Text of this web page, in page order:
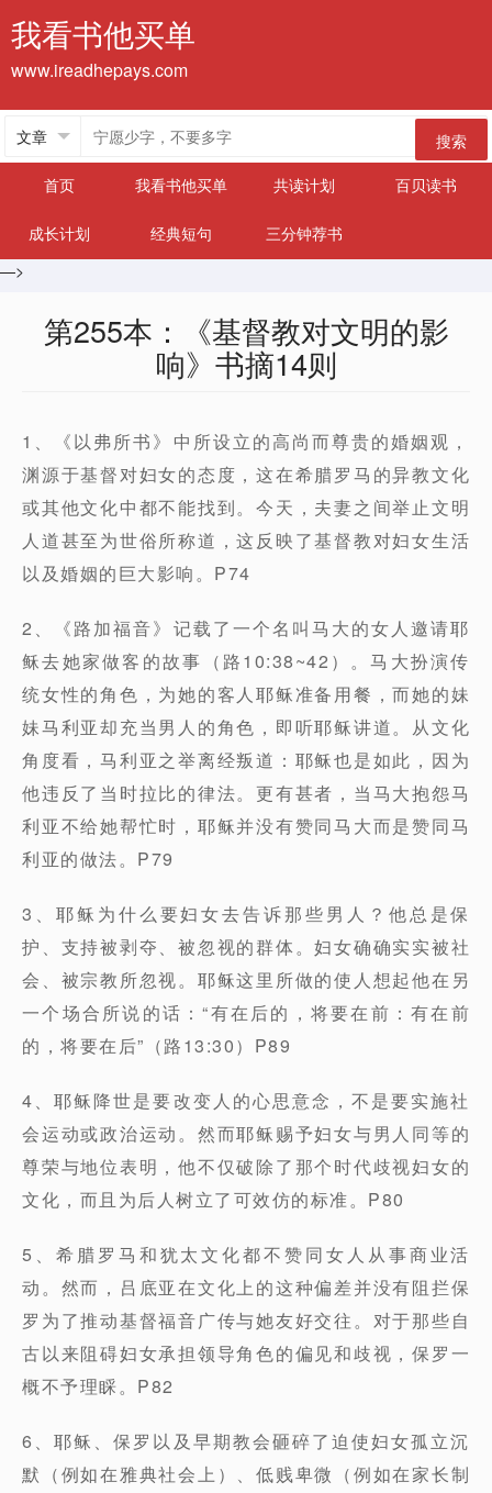
我看书他买单
www.ireadhepays.com
搜索
首页
我看书他买单 共读计划 百贝读书
成长计划 经典短句
三分钟荐书
—>
第255本：《基督教对文明的影
响》书摘14则
1、《以弗所书》中所设立的高尚而尊贵的婚姻观，
渊源于基督对妇女的态度，这在希腊罗马的异教文化
或其他文化中都不能找到。今天，夫妻之间举止文明
人道甚至为世俗所称道，这反映了基督教对妇女生活
以及婚姻的巨大影响。P74
2、《路加福音》记载了一个名叫马大的女人邀请耶
稣去她家做客的故事（路10:38~42）。马大扮演传
统女性的角色，为她的客人耶稣准备用餐，而她的妹
妹马利亚却充当男人的角色，即听耶稣讲道。从文化
角度看，马利亚之举离经叛道：耶稣也是如此，因为
他违反了当时拉比的律法。更有甚者，当马大抱怨马
利亚不给她帮忙时，耶稣并没有赞同马大而是赞同马
利亚的做法。P79
3、耶稣为什么要妇女去告诉那些男人？他总是保
护、支持被剥夺、被忽视的群体。妇女确确实实被社
会、被宗教所忽视。耶稣这里所做的使人想起他在另
一个场合所说的话：“有在后的，将要在前：有在前
的，将要在后”（路13:30）P89
4、耶稣降世是要改变人的心思意念，不是要实施社
会运动或政治运动。然而耶稣赐予妇女与男人同等的
尊荣与地位表明，他不仅破除了那个时代歧视妇女的
文化，而且为后人树立了可效仿的标准。P80
5、希腊罗马和犹太文化都不赞同女人从事商业活
动。然而，吕底亚在文化上的这种偏差并没有阻拦保
罗为了推动基督福音广传与她友好交往。对于那些自
古以来阻碍妇女承担领导角色的偏见和歧视，保罗一
概不予理睬。P82
6、耶稣、保罗以及早期教会砸碎了迫使妇女孤立沉
默（例如在雅典社会上）、低贱卑微（例如在家长制